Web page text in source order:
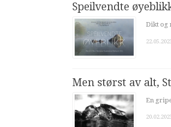
Speilvendte
Dikt og
Men størst av alt,
En